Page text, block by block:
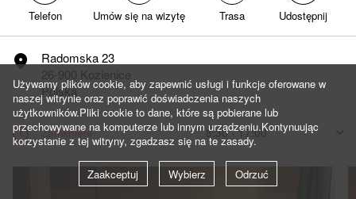
Telefon Umów się na wizytę Trasa Udostępnij
marker
Radomska 23
26-900 Kozienice
Polska
clock Zamknięte 8:30 - 17:00 arrow
8:30 - 17:00
Używamy plików cookie, aby zapewnić usługi i funkcje oferowane w
naszej witrynie oraz poprawić doświadczenia naszych
użytkowników.Pliki cookie to dane, które są pobierane lub
przechowywane na komputerze lub innym urządzeniu.Kontynuując
korzystanie z tej witryny, zgadzasz się na te zasady.
Zaakceptuj Wybierz Odrzuć